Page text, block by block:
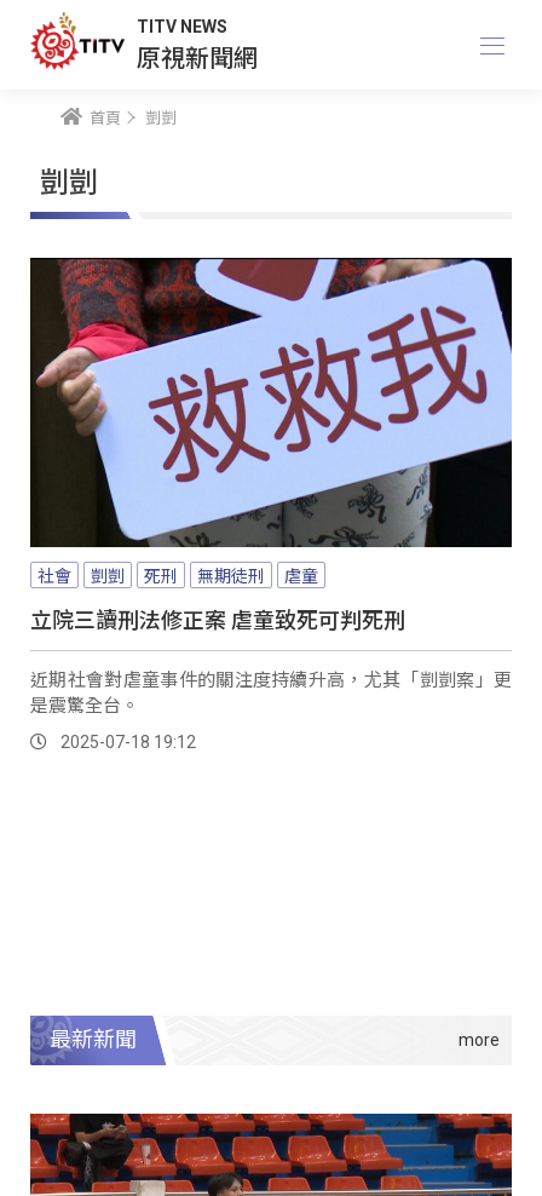
TITV NEWS
原視新聞網
首頁 剴剴
剴剴
社會 剴剴 死刑 無期徒刑 虐童
立院三讀刑法修正案 虐童致死可判死刑
近期社會對虐童事件的關注度持續升高，尤其「剴剴案」更
是震驚全台。
2025-07-18 19:12
最新新聞